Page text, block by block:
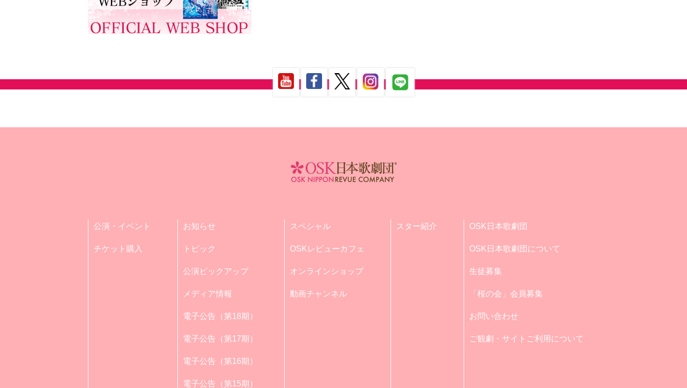
公演・イベント
チケット購入
お知らせ
トピック
公演ピックアップ
メディア情報
電子公告（第18期）
電子公告（第17期）
電子公告（第16期）
電子公告（第15期）
スペシャル
OSKレビューカフェ
オンラインショップ
動画チャンネル
スター紹介 OSK日本歌劇団
OSK日本歌劇団について
生徒募集
「桜の会」会員募集
お問い合わせ
ご観劇・サイトご利用について